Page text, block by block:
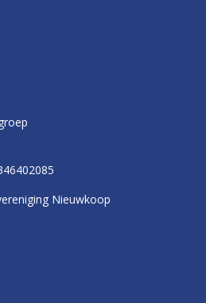
Nieuwkoop